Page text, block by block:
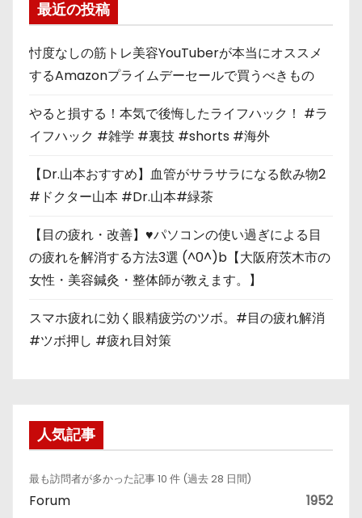
最近の投稿
忖度なしの筋トレ美容YouTuberが本当にオススメ
するAmazonプライムデーセールで買うべきもの
やると損する！本気で後悔したライフハック！ #ラ
イフハック #雑学 #裏技 #shorts #海外
【Dr.山本おすすめ】血管がサラサラになる飲み物2
#ドクター山本 #Dr.山本#緑茶
【目の疲れ・改善】♥パソコンの使い過ぎによる目
の疲れを解消する方法3選 (^0^)b【大阪府茨木市の
女性・美容鍼灸・整体師が教えます。】
スマホ疲れに効く眼精疲労のツボ。#目の疲れ解消
#ツボ押し #疲れ目対策
人気記事
最も訪問者が多かった記事 10 件 (過去 28 日間)
Forum 1952